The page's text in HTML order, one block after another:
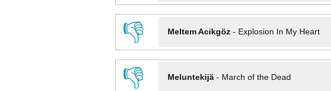
👎
Meltem Acikgöz- Explosion In My Heart
👎
Meluntekijä- March of the Dead